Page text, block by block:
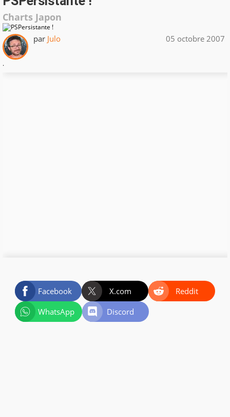
Charts Japon
par Julo 05 octobre 2007
.
Facebook X.com
Reddit
WhatsApp
Discord